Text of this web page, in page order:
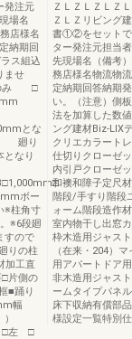
発注元
場名
店様名
納期回
ス組込
ませ
のみ □
とな
廻り
なり
ボー
※柱角寸
※6段廻
すので
りの柱
加工直
片側の
■踊り
幅
□左 □
ＺＬＺＬＺＬＺ
ＺＬＺリビング
書①②をセットで
ター発注元担当
先現場名（備考
務店様名物流物
定納期回答納期
い。（注意）側
法を加算した数
ング建材Biz-LIX
クリエカラート
仕切りクローゼ
内引戸クローゼ
和襖和障子定尺
階段/手すり階段
ォーム階段造作
室内物干し出窓
枠木造用ジャス
（在来・204）
用アパートドア
非木造用ジャス
ームタイプパネ
床下収納有償部
様設定一覧特別